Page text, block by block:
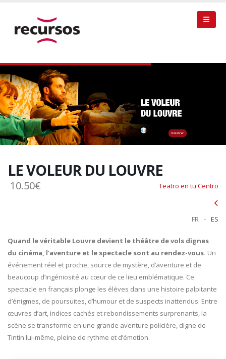
Reservar
LE VOLEUR DU LOUVRE
10.50€ Teatro en tu Centro
ES
-
FR
Quand le véritable Louvre devient le théâtre de vols dignes
du cinéma, l’aventure et le spectacle sont au rendez-vous. Un
événement réel et proche, source de mystère, d’aventure et de
beaucoup d’ingéniosité au cœur de ce lieu emblématique. Ce
spectacle en français plonge les élèves dans une histoire palpitante
d’énigmes, de poursuites, d’humour et de suspects inattendus. Entre
œuvres d’art, indices cachés et rebondissements surprenants, la
scène se transforme en une grande aventure policière, digne de
Tintin lui-même, pleine de rythme et d’émotion.